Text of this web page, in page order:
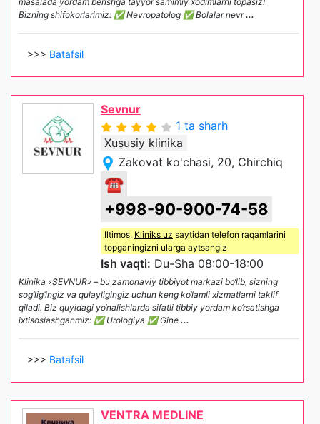
Bizning shifokorlarimiz: ✅ Nevropatolog ✅ Bolalar nevr...
>>> Batafsil
Sevnur
1 ta sharh
Xususiy klinika
Zakovat ko'chasi, 20, Chirchiq
☎
+998-90-900-74-58
Iltimos, Kliniks uz saytidan telefon raqamlarini
topganingizni ularga aytsangiz
Ish vaqti: Du-Sha 08:00-18:00
Klinika «SEVNUR» – bu zamonaviy tibbiyot markazi bo‘lib, sizning
sog‘lig‘ingiz va qulayligingiz uchun keng ko‘lamli xizmatlarni taklif
qiladi. Biz quyidagi yo‘nalishlarda sifatli tibbiy yordam ko‘rsatishga
ixtisoslashganmiz: ✅ Urologiya ✅ Gine ...
>>> Batafsil
VENTRA MEDLINE